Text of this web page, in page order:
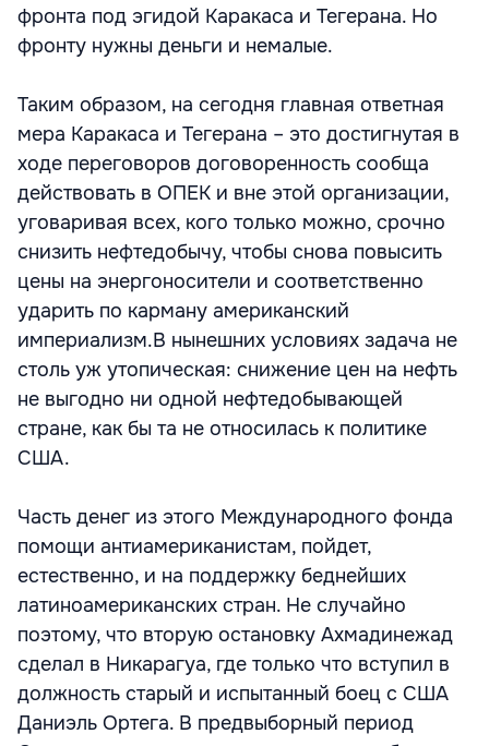
фронта под эгидой Каракаса и Тегерана. Но
фронту нужны деньги и немалые.
Таким образом, на сегодня главная ответная
мера Каракаса и Тегерана – это достигнутая в
ходе переговоров договоренность сообща
действовать в ОПЕК и вне этой организации,
уговаривая всех, кого только можно, срочно
снизить нефтедобычу, чтобы снова повысить
цены на энергоносители и соответственно
ударить по карману американский
империализм.В нынешних условиях задача не
столь уж утопическая: снижение цен на нефть
не выгодно ни одной нефтедобывающей
стране, как бы та не относилась к политике
США.
Часть денег из этого Международного фонда
помощи антиамериканистам, пойдет,
естественно, и на поддержку беднейших
латиноамериканских стран. Не случайно
поэтому, что вторую остановку Ахмадинежад
сделал в Никарагуа, где только что вступил в
должность старый и испытанный боец с США
Даниэль Ортега. В предвыборный период